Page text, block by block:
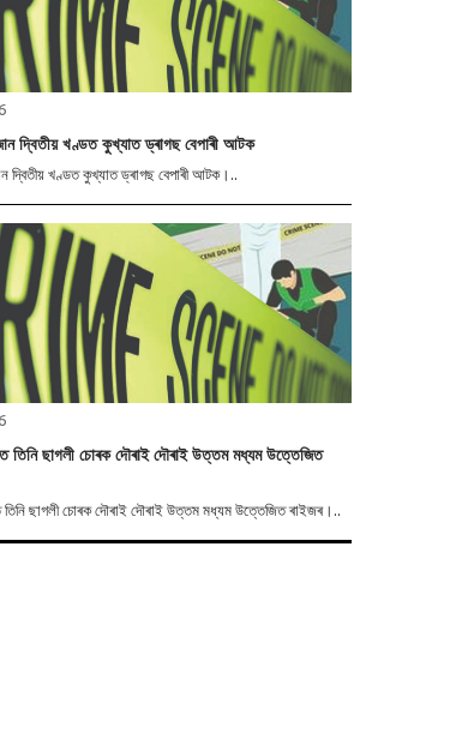
দ্বিতীয় খণ্ডত কুখ্যাত ড্ৰাগছ বেপাৰী আটক
দ্বিতীয় খণ্ডত কুখ্যাত ড্ৰাগছ বেপাৰী আটক।..
তিনি ছাগলী চোৰক দৌৰাই দৌৰাই উত্তম মধ্যম উত্তেজিত
তিনি ছাগলী চোৰক দৌৰাই দৌৰাই উত্তম মধ্যম উত্তেজিত ৰাইজৰ।..